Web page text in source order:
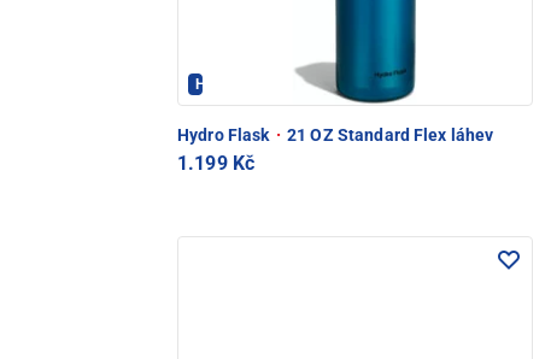
Hydroflask - PEC POD SNĚŽKOU
Hydro Flask · 21 OZ Standard Flex láhev
1.199 Kč